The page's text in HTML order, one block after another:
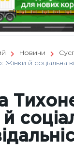
Новини
й соціальна